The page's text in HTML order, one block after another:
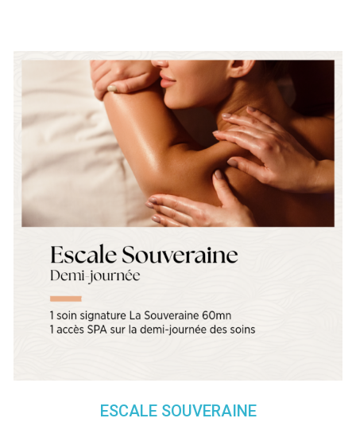
ESCALE SOUVERAINE